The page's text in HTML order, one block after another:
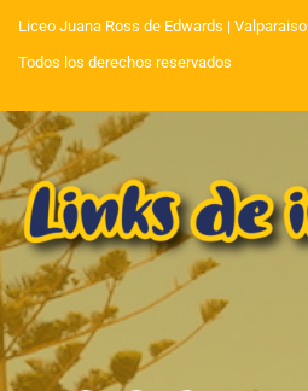
Liceo Juana Ross de Edwards | Valparaiso
Todos los derechos reservados